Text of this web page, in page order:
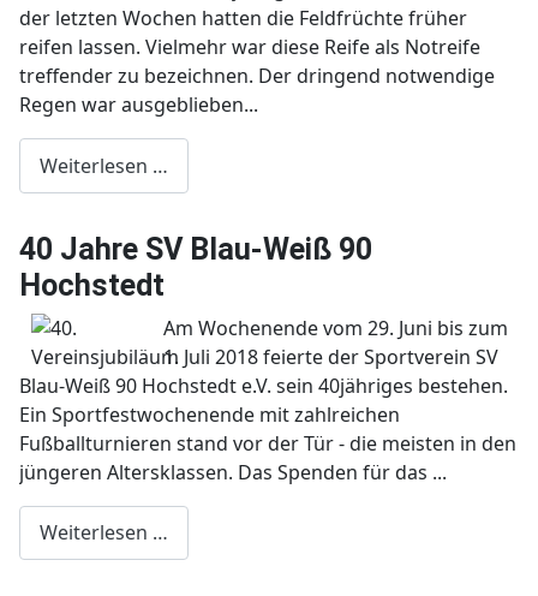
der letzten Wochen hatten die Feldfrüchte früher
reifen lassen. Vielmehr war diese Reife als Notreife
treffender zu bezeichnen. Der dringend notwendige
Regen war ausgeblieben...
Weiterlesen …
40 Jahre SV Blau-Weiß 90
Hochstedt
Am Wochenende vom 29. Juni bis zum
1. Juli 2018 feierte der Sportverein SV
Blau-Weiß 90 Hochstedt e.V. sein 40jähriges bestehen.
Ein Sportfestwochenende mit zahlreichen
Fußballturnieren stand vor der Tür - die meisten in den
jüngeren Altersklassen. Das Spenden für das ...
Weiterlesen …